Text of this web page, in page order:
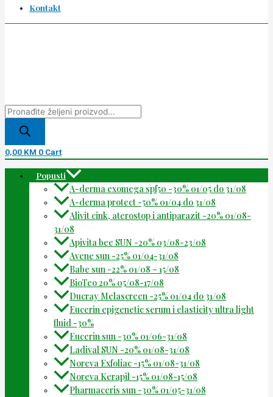
Kontakt
0,00 KM 0 Cart
Popusti
A-derma exomega spf50 -30% 01/05 do 31/08
A-derma protect -50% 01/04 do 31/08
Alivit cink, aterostop i antiparazit -20% 01/08-
31/08
Apivita bee SUN -20% 03/08-23/08
Avene sun -25% 01/04-31/08
Babe sun -22% 01/08 – 15/08
BioTeo 20% 05/08-17/08
Ducray Melascreen -25% 01/04 do 31/08
Eucerin epigenetic serum i elasticity ultra light
fluid -30%
Eucerin sun -30% 01/06-31/08
Ladival SUN -20% 01/08-31/08
Noreva Exfoliac -15% 01/08-31/08
Noreva Kerapil -15% 01/08-15/08
Pharmaceris sun -30% 01/05-31/08